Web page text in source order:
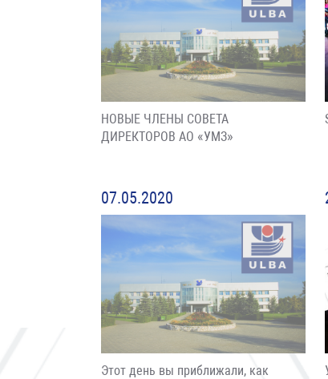
НОВЫЕ ЧЛЕНЫ СОВЕТА
ДИРЕКТОРОВ АО «УМЗ»
07.05.2020
Этот день вы приближали, как